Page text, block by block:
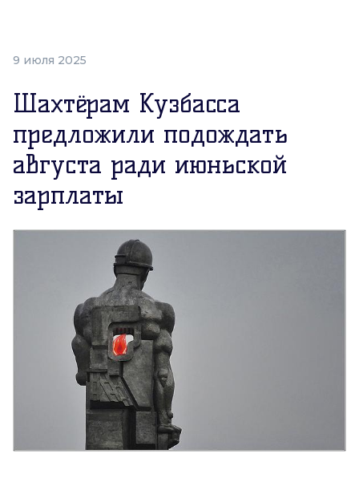
9 июля 2025
Шахтёрам Кузбасса
предложили подождать
августа ради июньской
зарплаты